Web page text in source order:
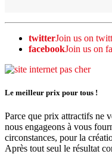
twitterJoin us on
facebookJoin us on
Le meilleur prix pour tous !
Parce que prix attractifs ne
nous engageons à vous
circonstances, pour la
Après tout seul le résultat